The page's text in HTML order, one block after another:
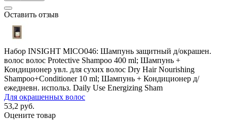
Оставить отзыв
Набор INSIGHT MICO046: Шампунь защитный д/окрашен.
волос волос Protective Shampoo 400 ml; Шампунь +
Кондиционер увл. для сухих волос Dry Hair Nourishing
Shampoo+Conditioner 10 ml; Шампунь + Кондиционер д/
ежедневн. использ. Daily Use Energizing Sham
Для окрашенных волос
53,2 руб.
Оцените товар